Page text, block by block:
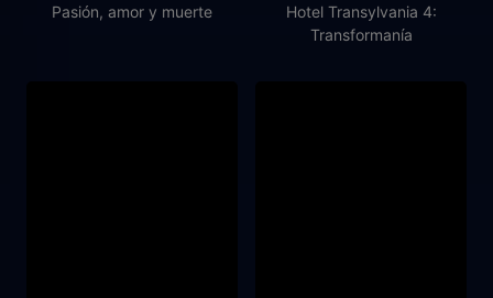
Pasión, amor y muerte
Hotel Transylvania 4:
Transformanía